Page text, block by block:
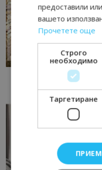
предоставили
вашето
Прочетете още
Строго
необходимо
Таргетиране